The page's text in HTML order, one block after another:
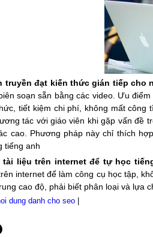
truyền đạt kiến thức gián tiếp cho
soạn sẵn bằng các video. Ưu
tiết kiệm chi phí, không mất
tác với giáo viên khi gặp vấn đề
cao. Phương pháp này chỉ thích
tiếng anh
tài liệu trên internet để tự học
internet để làm công cụ học tập,
cao độ, phải biết phân loại và lựa
dung danh cho seo